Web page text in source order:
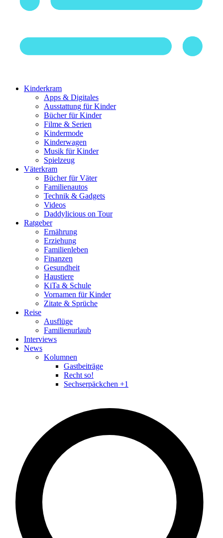
Kinderkram
Apps & Digitales
Ausstattung für Kinder
Bücher für Kinder
Filme & Serien
Kindermode
Kinderwagen
Musik für Kinder
Spielzeug
Väterkram
Bücher für Väter
Familienautos
Technik & Gadgets
Videos
Daddylicious on Tour
Ratgeber
Ernährung
Erziehung
Familienleben
Finanzen
Gesundheit
Haustiere
KiTa & Schule
Vornamen für Kinder
Zitate & Sprüche
Reise
Ausflüge
Familienurlaub
Interviews
News
Kolumnen
Gastbeiträge
Recht so!
Sechserpäckchen +1